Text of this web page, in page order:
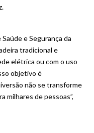
e Segurança da
tradicional e
elétrica ou com o uso
objetivo é
não se transforme
milhares de pessoas”,